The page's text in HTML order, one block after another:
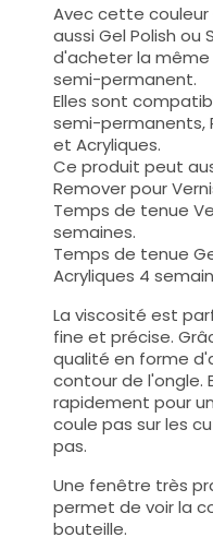
Avec cette couleur
aussi Gel Polish ou
d'acheter la même
semi-permanent.
Elles sont
semi-permanents,
et Acryliques.
Ce produit peut
Remover pour
Temps de tenue
semaines.
Temps de tenue
Acryliques 4
La viscosité est
fine et précise.
qualité en forme
contour de l'ongle.
rapidement pour
coule pas sur les
pas.
Une fenêtre très
permet de voir la
bouteille.